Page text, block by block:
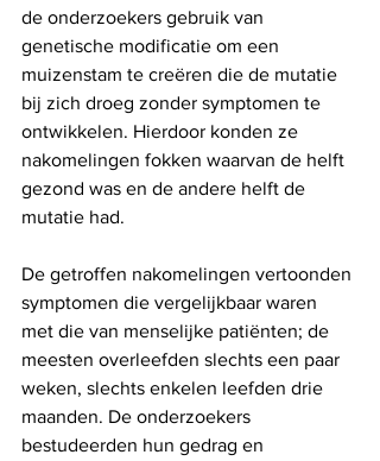
de onderzoekers gebruik van
genetische modificatie om een ​​
muizenstam te creëren die de mutatie
bij zich droeg zonder symptomen te
ontwikkelen. Hierdoor konden ze
nakomelingen fokken waarvan de helft
gezond was en de andere helft de
mutatie had.
De getroffen nakomelingen vertoonden
symptomen die vergelijkbaar waren
met die van menselijke patiënten; de
meesten overleefden slechts een paar
weken, slechts enkelen leefden drie
maanden. De onderzoekers
bestudeerden hun gedrag en